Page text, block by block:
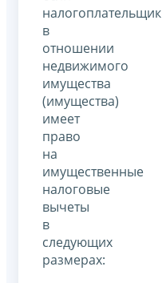
налогоплательщик
в
отношении
недвижимого
имущества
(имущества)
имеет
право
на
имущественные
налоговые
вычеты
в
следующих
размерах: